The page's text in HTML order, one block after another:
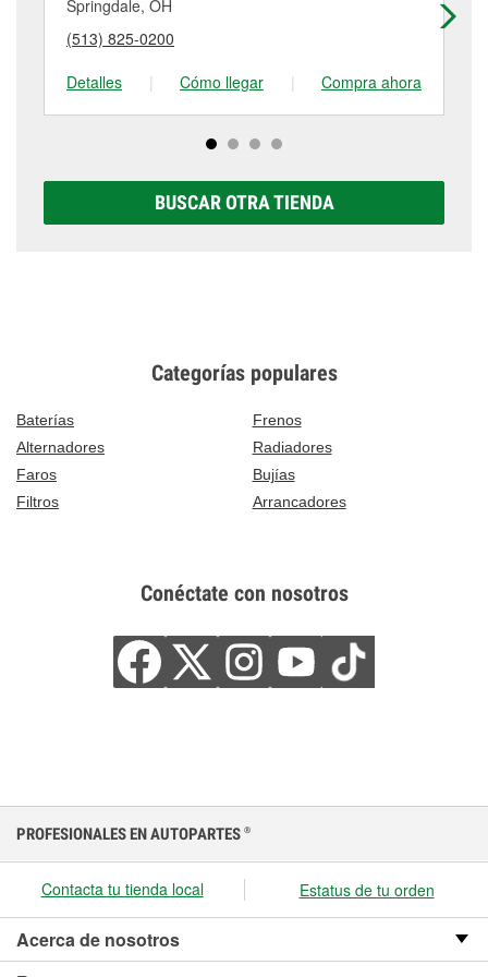
tienda #1800 para obtener más información.
Springdale, OH
(513) 825-0200
Detalles
| Cómo llegar | Compra ahora
BUSCAR OTRA TIENDA
Categorías populares
Baterías
Frenos
Alternadores
Radiadores
Faros
Bujías
Filtros
Arrancadores
Conéctate con nosotros
PROFESIONALES EN AUTOPARTES ®
Contacta tu tienda local Estatus de tu orden
Acerca de nosotros